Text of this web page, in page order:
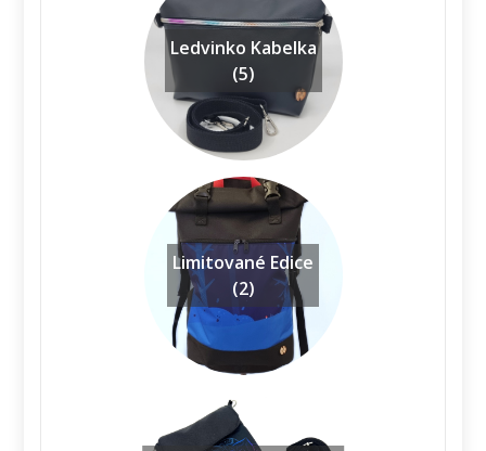
Ledvinko Kabelka
(5)
Limitované Edice
(2)